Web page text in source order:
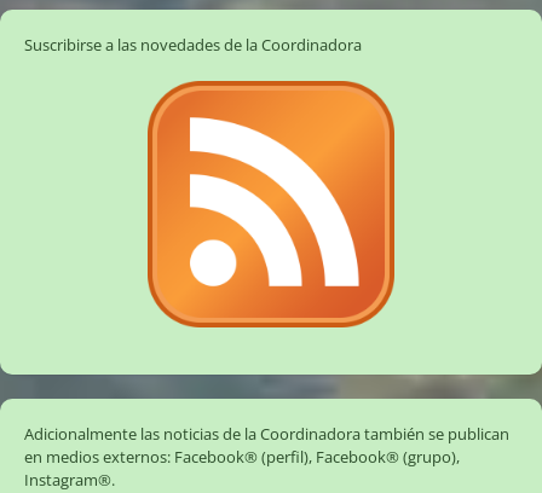
Suscribirse a las novedades de la Coordinadora
Adicionalmente las noticias de la Coordinadora también se publican
en medios externos: Facebook® (perfil), Facebook® (grupo),
Instagram®.